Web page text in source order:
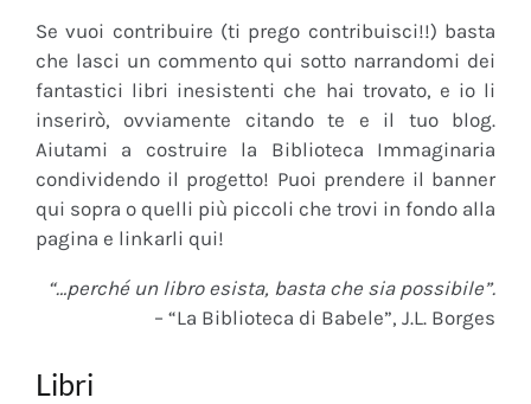
Se vuoi contribuire (ti prego contribuisci!!) basta
che lasci un commento qui sotto narrandomi dei
fantastici libri inesistenti che hai trovato, e io li
inserirò, ovviamente citando te e il tuo blog.
Aiutami a costruire la Biblioteca Immaginaria
condividendo il progetto! Puoi prendere il banner
qui sopra o quelli più piccoli che trovi in fondo alla
pagina e linkarli qui!
“…perché un libro esista, basta che sia possibile”.
– “La Biblioteca di Babele”, J.L. Borges
Libri